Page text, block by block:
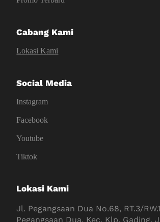
Cabang Kami
Lokasi Kami
Social Media
Instagram
Facebook
Youtube
Tiktok
Lokasi Kami
Jl. Pegangsaan Dua No.68, RT.3/
Pegangsaan Dua, Kec. Klp. Gading,